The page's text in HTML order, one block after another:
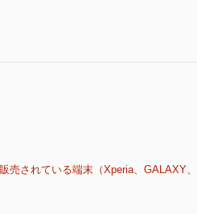
されている端末（Xperia、GALAXY、